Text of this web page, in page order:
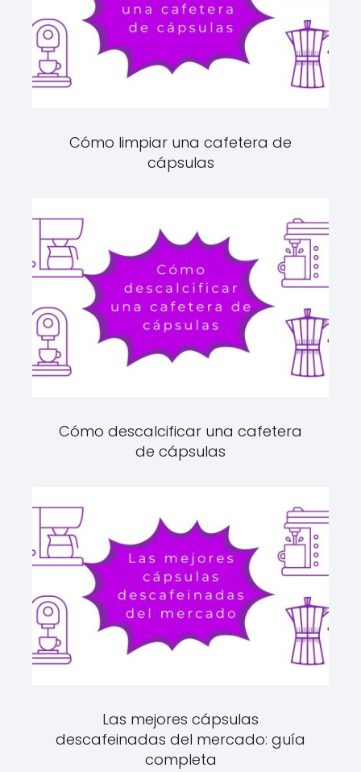
Cómo limpiar una cafetera de
cápsulas
Cómo descalcificar una cafetera
de cápsulas
Las mejores cápsulas
descafeinadas del mercado: guía
completa